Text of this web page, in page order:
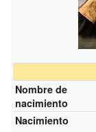
Nombre de
nacimiento
Nacimiento